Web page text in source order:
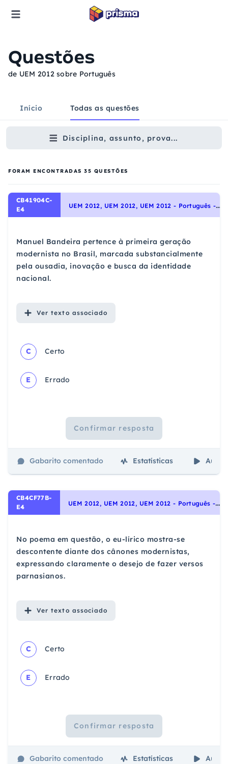
Questões
de UEM 2012 sobre Português
Início Todas as questões
Disciplina, assunto, prova...
FORAM ENCONTRADAS 35 QUESTÕES
CB41904C-
E4
U
EM 2012, UEM 2012, UEM 2012 - Português - Interpretação de Textos, Noções Gerais de Compreensão e Interpretação de Texto
Manuel Bandeira pertence à primeira geração
modernista no Brasil, marcada substancialmente
pela ousadia, inovação e busca da identidade
nacional.
Ver texto associado
C Certo
E Errado
Confirmar resposta
Gabarito comentado Estatísticas Aulas
CB4CF77B-
E4
U
EM 2012, UEM 2012, UEM 2012 - Português - Interpretação de Textos, Noções Gerais de Compreensão e Interpretação de Texto
No poema em questão, o eu-lírico mostra-se
descontente diante dos cânones modernistas,
expressando claramente o desejo de fazer versos
parnasianos.
Ver texto associado
C Certo
E Errado
Confirmar resposta
Gabarito comentado Estatísticas Aulas